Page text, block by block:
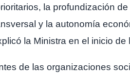
la profundización
y la autonomía
la Ministra en el inicio de
de las organizaciones